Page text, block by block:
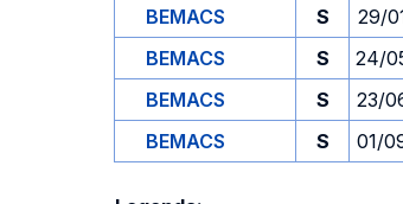
BEMACS
S 29/
BEMACS
S 24/
BEMACS
S 23/
BEMACS
S 01/